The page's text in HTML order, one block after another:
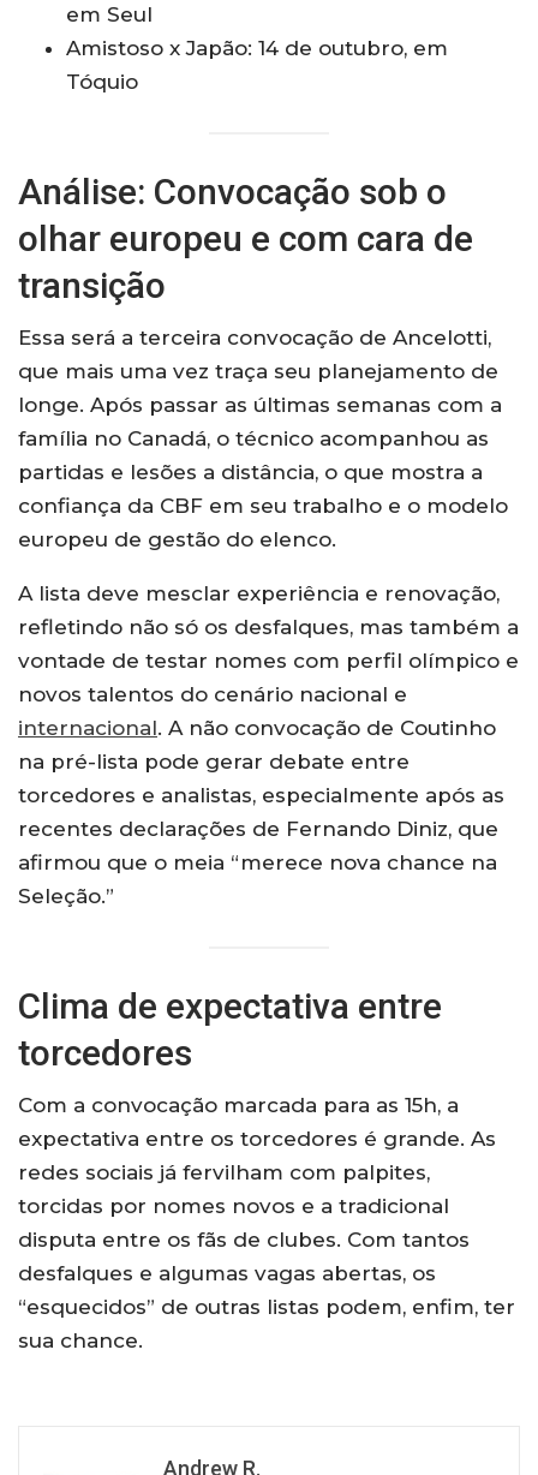
em Seul
Amistoso x Japão: 14 de outubro, em
Tóquio
Análise: Convocação sob o
olhar europeu e com cara de
transição
Essa será a terceira convocação de Ancelotti,
que mais uma vez traça seu planejamento de
longe. Após passar as últimas semanas com a
família no Canadá, o técnico acompanhou as
partidas e lesões a distância, o que mostra a
confiança da CBF em seu trabalho e o modelo
europeu de gestão do elenco.
A lista deve mesclar experiência e renovação,
refletindo não só os desfalques, mas também a
vontade de testar nomes com perfil olímpico e
novos talentos do cenário nacional e
internacional. A não convocação de Coutinho
na pré-lista pode gerar debate entre
torcedores e analistas, especialmente após as
recentes declarações de Fernando Diniz, que
afirmou que o meia “merece nova chance na
Seleção.”
Clima de expectativa entre
torcedores
Com a convocação marcada para as 15h, a
expectativa entre os torcedores é grande. As
redes sociais já fervilham com palpites,
torcidas por nomes novos e a tradicional
disputa entre os fãs de clubes. Com tantos
desfalques e algumas vagas abertas, os
“esquecidos” de outras listas podem, enfim, ter
sua chance.
Andrew R.